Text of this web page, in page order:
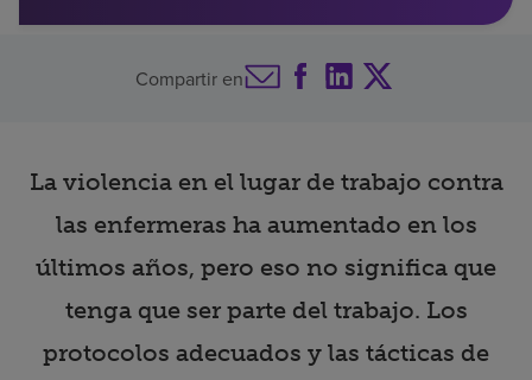
Compartir en
La violencia en el lugar de trabajo contra
las enfermeras ha aumentado en los
últimos años, pero eso no significa que
tenga que ser parte del trabajo. Los
protocolos adecuados y las tácticas de